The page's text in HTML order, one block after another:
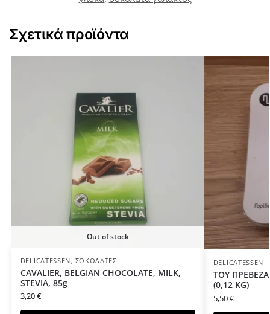
Σχετικά προϊόντα
Out of stock
DELICATESSEN, ΣΟΚΟΛΆΤΕΣ
CAVALIER, BELGIAN CHOCOLATE, MILK,
STEVIA, 85g
3,20€
DELICATESSEN
ΤΟΥ
(0,12 KG)
5,50€